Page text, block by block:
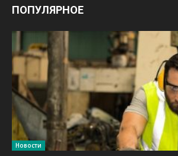
ПОПУЛЯРНОЕ
Новости